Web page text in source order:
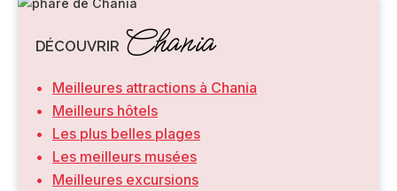
DÉCOUVRIR Chania
Meilleures attractions à Chania
Meilleurs hôtels
Les plus belles plages
Les meilleurs musées
Meilleures excursions